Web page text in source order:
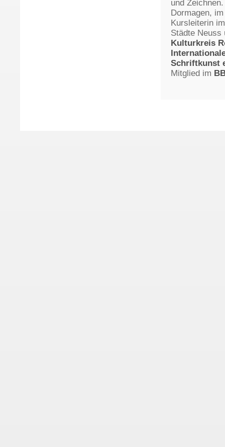
und
Dormagen,
Kursleiterin
Städte Neuss
Kulturkreis
Schriftkunst
Mitglied im